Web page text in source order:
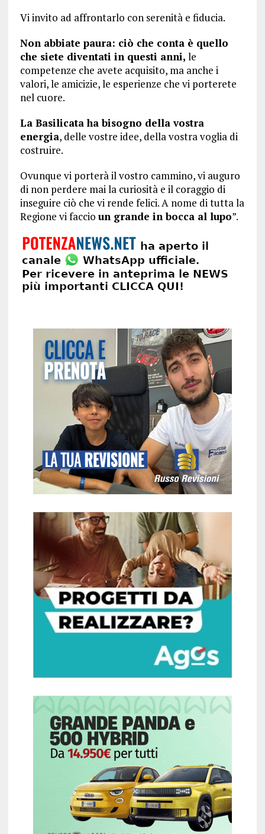
Vi invito ad affrontarlo con serenità e fiducia.
Non abbiate paura: ciò che conta è quello
che siete diventati in questi anni, le
competenze che avete acquisito, ma anche i
valori, le amicizie, le esperienze che vi porterete
nel cuore.
La Basilicata ha bisogno della vostra
energia, delle vostre idee, della vostra voglia di
costruire.
Ovunque vi porterà il vostro cammino, vi auguro
di non perdere mai la curiosità e il coraggio di
inseguire ciò che vi rende felici. A nome di tutta la
Regione vi faccio un grande in bocca al lupo”.